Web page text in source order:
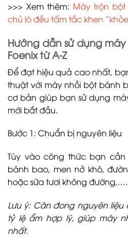
>>> Xem thêm: Máy trộn
chủ lò đều tấm tắc khen
Hướng dẫn sử dụng
Foenix từ A-Z
Để đạt hiệu quả cao nhất,
thuật với máy nhồi bột bánh
cơ bản giúp bạn sử dụng
mới bắt đầu.
Bước 1: Chuẩn bị nguyên liệu
Tùy vào công thức bạn
bánh bao, men nở khô,
hoặc sữa tươi không đường,….
Lưu ý: Cân đong nguyên
tỷ lệ ẩm hợp lý, giúp máy
nhất.